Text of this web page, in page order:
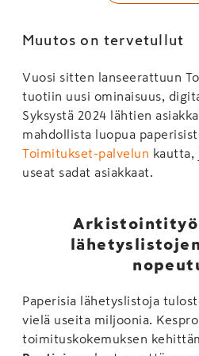
Muutos on tervetullut
Vuosi sitten lanseerattuun
tuotiin uusi ominaisuus,
Syksystä 2024 lähtien
mahdollista luopua
Toimitukset-palvelun kautta,
useat sadat asiakkaat.
Arkistointityö
Paperisia lähetyslistoja
vielä useita miljoonia.
toimituskokemuksen